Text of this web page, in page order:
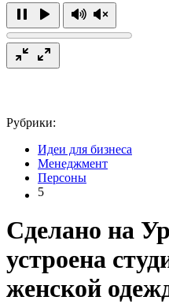
Рубрики:
Идеи для бизнеса
Менеджмент
Персоны
5
Сделано на
устроена
женской